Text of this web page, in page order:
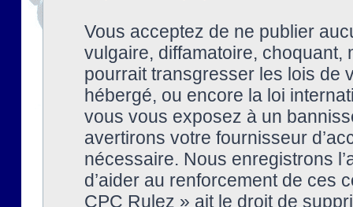
Vous acceptez de ne publier
vulgaire, diffamatoire, choquant,
pourrait transgresser les lois de
hébergé, ou encore la loi
vous vous exposez à un
avertirons votre fournisseur
nécessaire. Nous enregistrons
d’aider au renforcement de ces
CPC Rulez » ait le droit de